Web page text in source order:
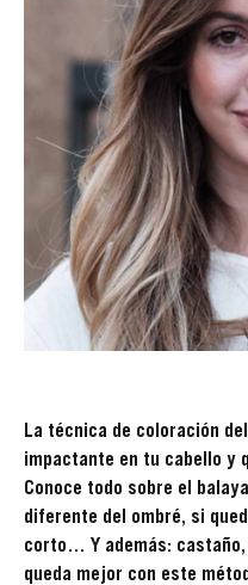
La técnica de coloración
impactante en tu cabello y
Conoce todo sobre el
diferente del ombré, si
corto… Y además:
queda mejor con este